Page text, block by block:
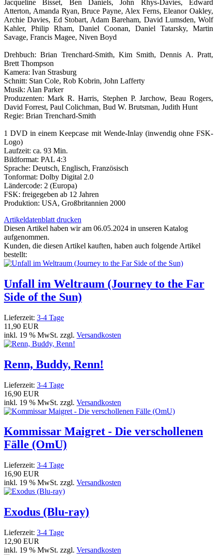
Jacqueline Bisset, Ben Daniels, John Rhys-Davies, Edward
Atterton, Amanda Ryan, Bruce Payne, Alex Ferns, Eleanor Oakley,
Archie Davies, Ed Stobart, Adam Bareham, David Lumsden, Wolf
Kahler, Philip Rham, Daniel Coonan, Daniel Tatarsky, Martin
Savage, Francis Magee, Niven Boyd
Drehbuch: Brian Trenchard-Smith, Kim Smith, Dennis A. Pratt,
Brett Thompson
Kamera: Ivan Strasburg
Schnitt: Stan Cole, Rob Kobrin, John Lafferty
Musik: Alan Parker
Produzenten: Mark R. Harris, Stephen P. Jarchow, Beau Rogers,
David Forrest, Paul Colichman, Bud W. Brutsman, Judith Hunt
Regie: Brian Trenchard-Smith
1 DVD in einem Keepcase mit Wende-Inlay (inwendig ohne FSK-
Logo)
Laufzeit: ca. 93 Min.
Bildformat: PAL 4:3
Sprache: Deutsch, Englisch, Französisch
Tonformat: Dolby Digital 2.0
Ländercode: 2 (Europa)
FSK: freigegeben ab 12 Jahren
Produktion: USA, Großbritannien 2000
Artikeldatenblatt drucken
Diesen Artikel haben wir am 06.05.2024 in unseren Katalog
aufgenommen.
Kunden, die diesen Artikel kauften, haben auch folgende Artikel
bestellt:
Unfall im Weltraum (Journey to the Far
Side of the Sun)
Lieferzeit: 3-4 Tage
11,90 EUR
inkl. 19 % MwSt. zzgl. Versandkosten
Renn, Buddy, Renn!
Lieferzeit: 3-4 Tage
16,90 EUR
inkl. 19 % MwSt. zzgl. Versandkosten
Kommissar Maigret - Die verschollenen
Fälle (OmU)
Lieferzeit: 3-4 Tage
16,90 EUR
inkl. 19 % MwSt. zzgl. Versandkosten
Exodus (Blu-ray)
Lieferzeit: 3-4 Tage
12,90 EUR
inkl. 19 % MwSt. zzgl. Versandkosten